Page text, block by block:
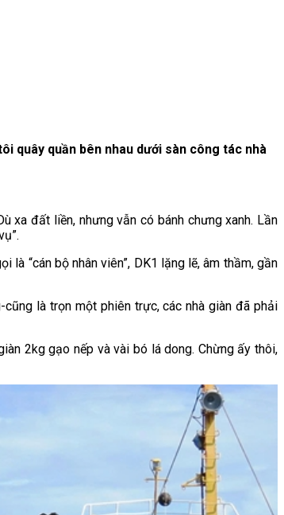
quây quần bên nhau dưới sàn công tác nhà
xa đất liền, nhưng vẫn có bánh chưng xanh. Lần
“cán bộ nhân viên”, DK1 lặng lẽ, âm thầm, gần
là trọn một phiên trực, các nhà giàn đã phải
2kg gạo nếp và vài bó lá dong. Chừng ấy thôi,